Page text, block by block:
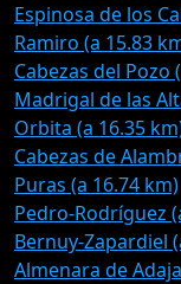
Espinosa de los
Ramiro (a 15.83
Cabezas del Pozo
Madrigal de las
Orbita (a 16.35
Cabezas de
Puras (a 16.74 km)
Pedro-Rodríguez
Bernuy-Zapardiel
Almenara de